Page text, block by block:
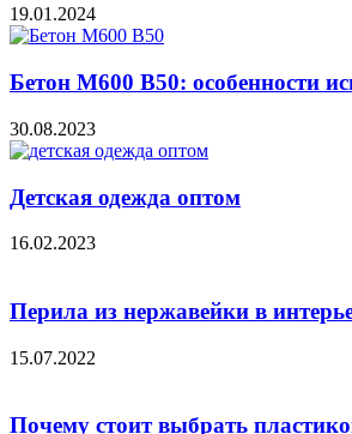
19.01.2024
Бетон М600 В50: особенности
30.08.2023
Детская одежда оптом
16.02.2023
Перила из нержавейки в
15.07.2022
Почему стоит выбрать